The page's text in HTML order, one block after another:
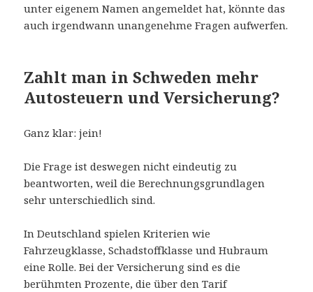
unter eigenem Namen angemeldet hat, könnte das
auch irgendwann unangenehme Fragen aufwerfen.
Zahlt man in Schweden mehr
Autosteuern und Versicherung?
Ganz klar: jein!
Die Frage ist deswegen nicht eindeutig zu
beantworten, weil die Berechnungsgrundlagen
sehr unterschiedlich sind.
In Deutschland spielen Kriterien wie
Fahrzeugklasse, Schadstoffklasse und Hubraum
eine Rolle. Bei der Versicherung sind es die
berühmten Prozente, die über den Tarif